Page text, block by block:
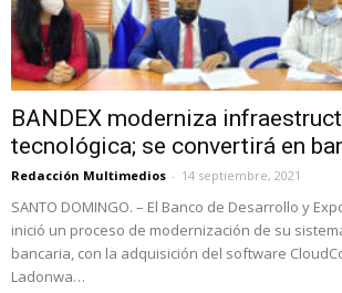
BANDEX moderniza
tecnológica; se convertirá en
Redacción Multimedios - 14 septiembre, 2021
SANTO DOMINGO. – El Banco de Desarrollo y
inició un proceso de modernización de su
bancaria, con la adquisición del software
Ladonwa…